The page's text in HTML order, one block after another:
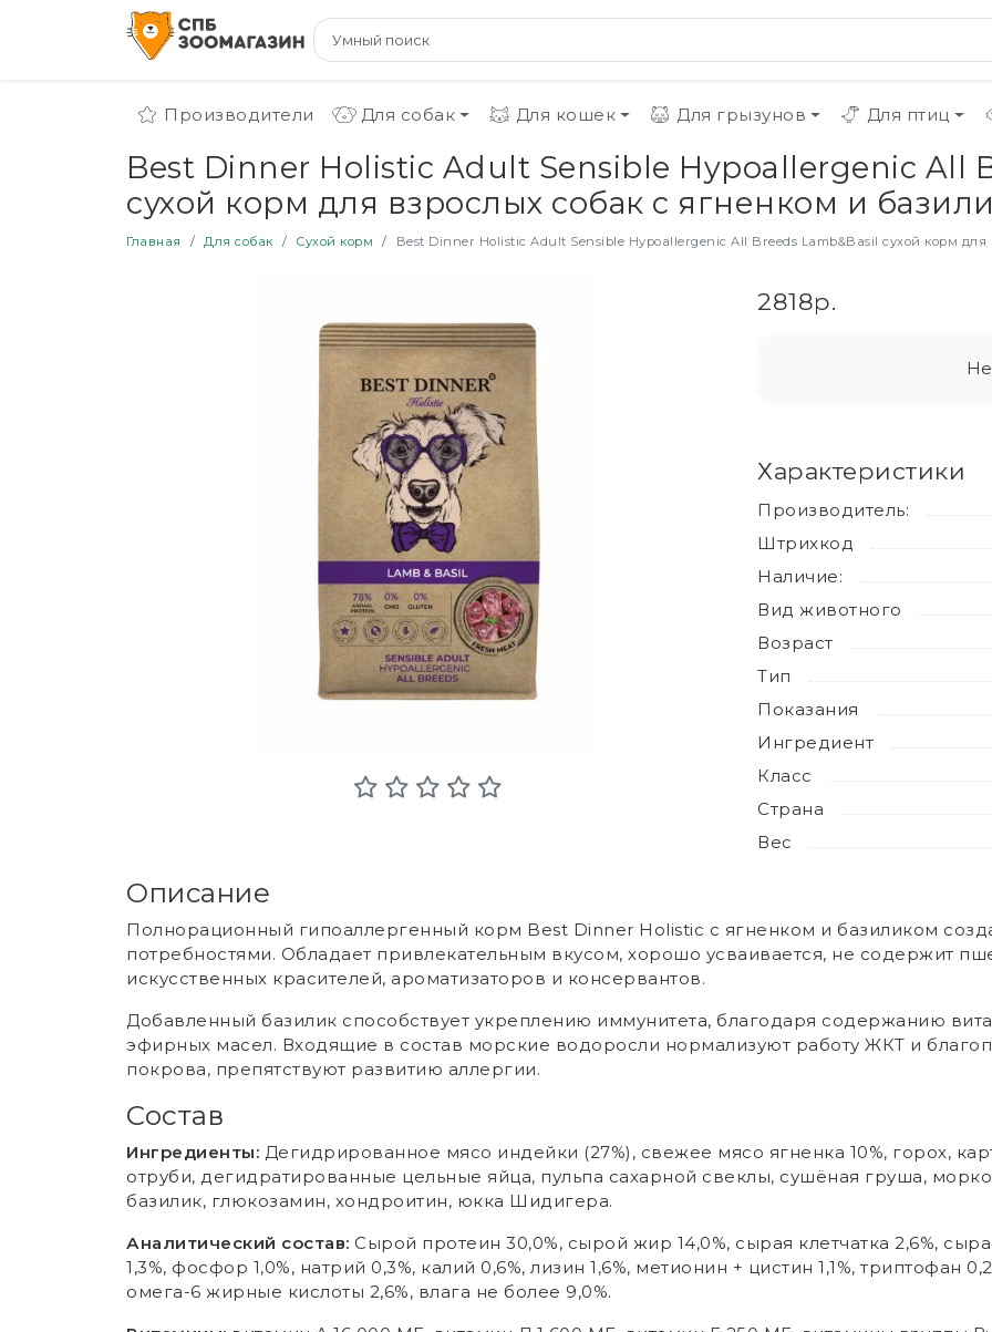
Производители Для собак Для кошек Для грызунов Для птиц
Best Dinner Holistic Adult Sensible Hypoallergenic All
сухой корм для взрослых собак с ягненком и
Главная Для собак Сухой корм Best Dinner Holistic Adult Sensible Hypoallergenic All Breeds Lamb&Basil сухой корм
2818р.
Характеристики
Производитель:
Штрихкод
Наличие:
Вид животного
Возраст
Тип
Показания
Ингредиент
Класс
Страна
Вес
Описание
Полнорационный гипоаллергенный корм Best Dinner Holistic с ягненком и базиликом
потребностями. Обладает привлекательным вкусом, хорошо усваивается, не содержит
искусственных красителей, ароматизаторов и консервантов.
Добавленный базилик способствует укреплению иммунитета, благодаря содержанию
эфирных масел. Входящие в состав морские водоросли нормализуют работу ЖКТ и
покрова, препятствуют развитию аллергии.
Состав
Ингредиенты: Дегидрированное мясо индейки (27%), свежее мясо ягненка 10%, горох,
отруби, дегидратированные цельные яйца, пульпа сахарной свеклы, сушёная груша,
базилик, глюкозамин, хондроитин, юкка Шидигера.
Аналитический состав: Cырой протеин 30,0%, сырой жир 14,0%, сырая клетчатка 2,6%,
1,3%, фосфор 1,0%, натрий 0,3%, калий 0,6%, лизин 1,6%, метионин + цистин 1,1%, триптофан
омега-6 жирные кислоты 2,6%, влага не более 9,0%.